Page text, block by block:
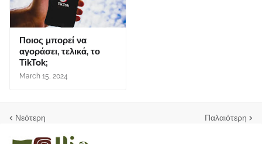
Ποιος μπορεί να
αγοράσει, τελικά, το
TikTok;
March 15, 2024
Νεότερη Παλαιότερη